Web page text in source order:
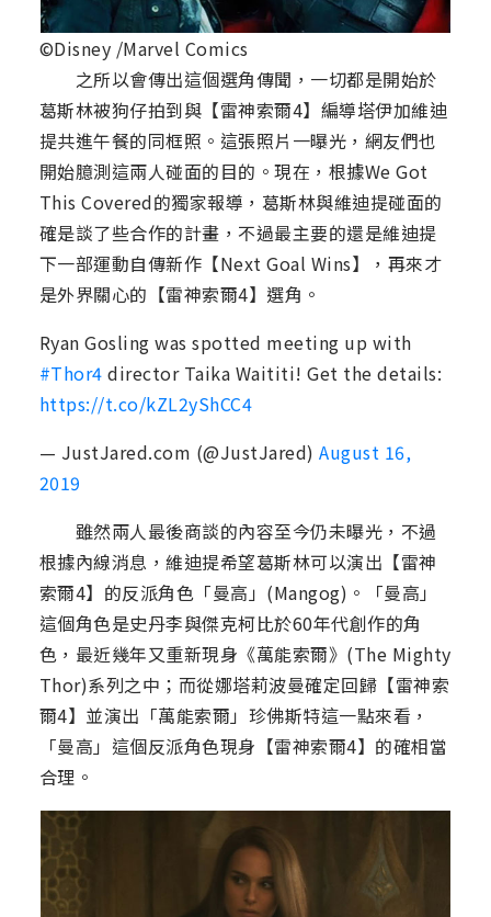
©Disney /Marvel Comics
之所以會傳出這個選角傳聞，一切都是開始於
葛斯林被狗仔拍到與【雷神索爾4】編導塔伊加維迪
提共進午餐的同框照。這張照片一曝光，網友們也
開始臆測這兩人碰面的目的。現在，根據We Got
This Covered的獨家報導，葛斯林與維迪提碰面的
確是談了些合作的計畫，不過最主要的還是維迪提
下一部運動自傳新作【Next Goal Wins】，再來才
是外界關心的【雷神索爾4】選角。
Ryan Gosling was spotted meeting up with
#Thor4director Taika Waititi! Get the details:
https://t.co/kZL2yShCC4
— JustJared.com (@JustJared) August 16,
2019
雖然兩人最後商談的內容至今仍未曝光，不過
根據內線消息，維迪提希望葛斯林可以演出【雷神
索爾4】的反派角色「曼高」(Mangog)。「曼高」
這個角色是史丹李與傑克柯比於60年代創作的角
色，最近幾年又重新現身《萬能索爾》(The Mighty
Thor)系列之中；而從娜塔莉波曼確定回歸【雷神索
爾4】並演出「萬能索爾」珍佛斯特這一點來看，
「曼高」這個反派角色現身【雷神索爾4】的確相當
合理。